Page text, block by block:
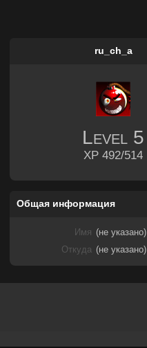
ru_ch_a
Level 5
XP 492/514
Общая информация
Имя (не указано)
Откуда (не указано)